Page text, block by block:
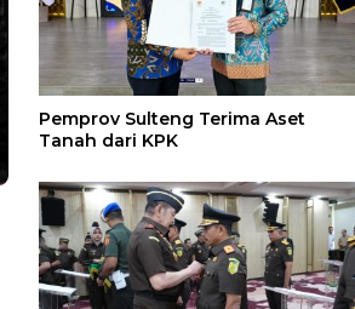
Pemprov Sulteng Terima Aset
Tanah dari KPK